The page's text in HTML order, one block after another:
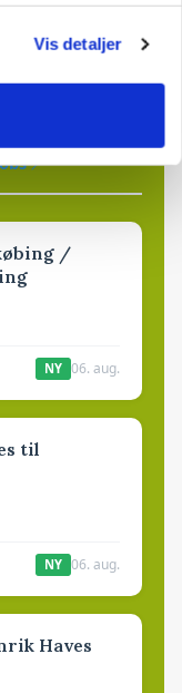
Vis detaljer
/
NY 06. aug.
til
NY 06. aug.
Haves